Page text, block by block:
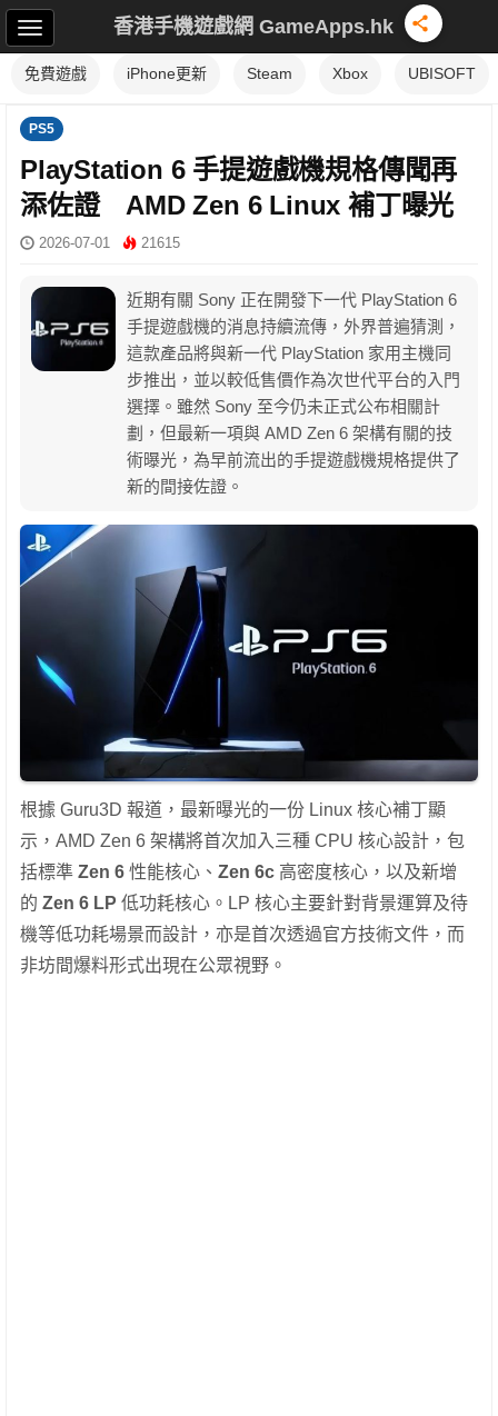
香港手機遊戲網 GameApps.hk
免費遊戲 iPhone更新 Steam Xbox UBISOFT
PS5
PlayStation 6 手提遊戲機規格傳聞再
添佐證 AMD Zen 6 Linux 補丁曝光
2026-07-01 21615
近期有關 Sony 正在開發下一代 PlayStation 6
手提遊戲機的消息持續流傳，外界普遍猜測，
這款產品將與新一代 PlayStation 家用主機同
步推出，並以較低售價作為次世代平台的入門
選擇。雖然 Sony 至今仍未正式公布相關計
劃，但最新一項與 AMD Zen 6 架構有關的技
術曝光，為早前流出的手提遊戲機規格提供了
新的間接佐證。
根據 Guru3D 報道，最新曝光的一份 Linux 核心補丁顯
示，AMD Zen 6 架構將首次加入三種 CPU 核心設計，包
括標準 Zen 6 性能核心、 Zen 6c 高密度核心，以及新增
的 Zen 6 LP 低功耗核心。LP 核心主要針對背景運算及待
機等低功耗場景而設計，亦是首次透過官方技術文件，而
非坊間爆料形式出現在公眾視野。